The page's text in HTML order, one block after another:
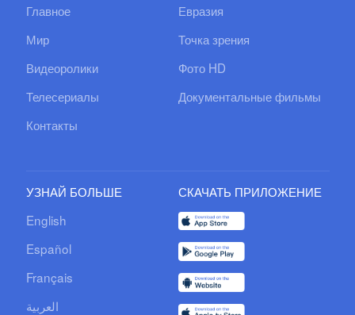
Главное
Евразия
Мир
Точка зрения
Видеоролики
Фото HD
Телесериалы
Документальные фильмы
Контакты
УЗНАЙ БОЛЬШЕ
English
Español
Français
العربية
СКАЧАТЬ ПРИЛОЖЕНИЕ